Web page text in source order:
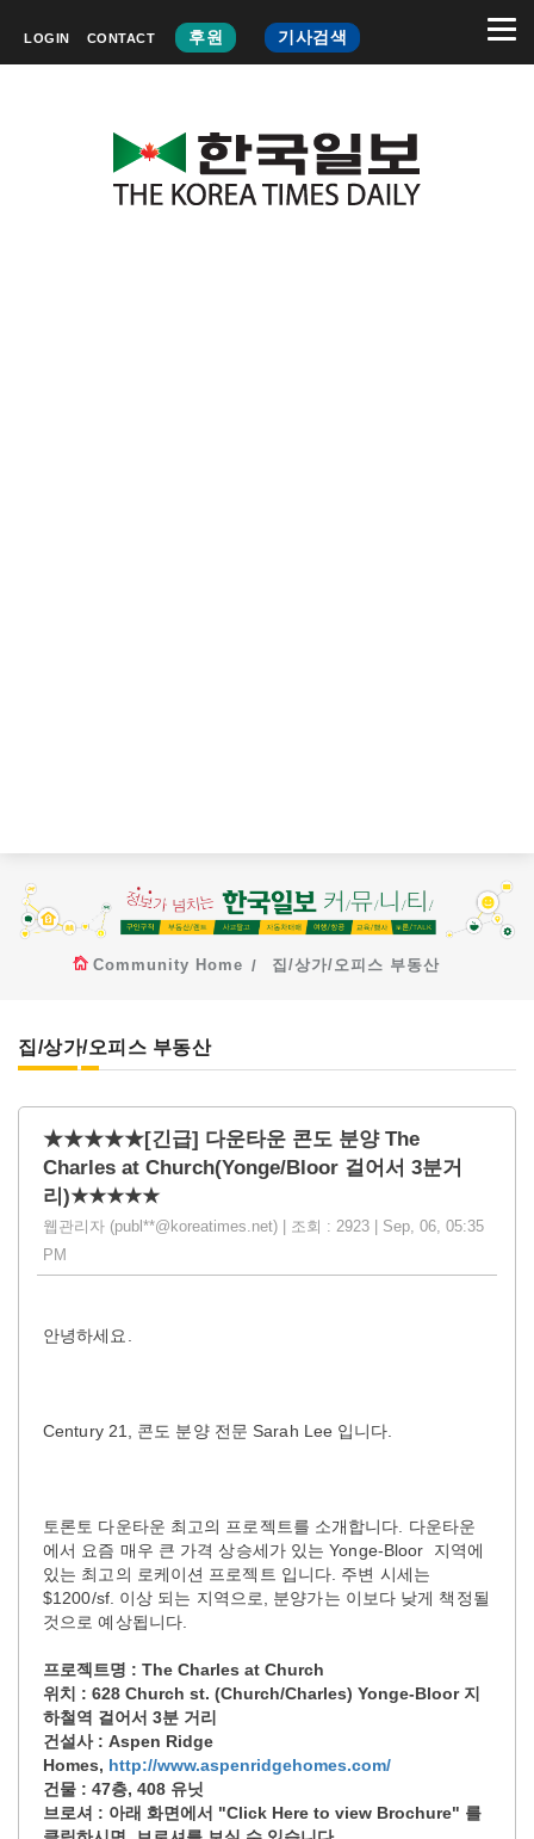
LOGIN CONTACT 후원 기사검색
Community Home 집/상가/오피스 부동산
집/상가/오피스 부동산
★★★★★[긴급] 다운타운 콘도 분양 The
Charles at Church(Yonge/Bloor 걸어서 3분거
리)★★★★★
웹관리자 (publ**@koreatimes.net) | 조회 : 2923 | Sep, 06, 05:35
PM
안녕하세요.
Century 21, 콘도 분양 전문 Sarah Lee 입니다.
토론토 다운타운 최고의 프로젝트를 소개합니다. 다운타운
에서 요즘 매우 큰 가격 상승세가 있는 Yonge-Bloor 지역에
있는 최고의 로케이션 프로젝트 입니다. 주변 시세는
$1200/sf. 이상 되는 지역으로, 분양가는 이보다 낮게 책정될
것으로 예상됩니다.
프로젝트명 : The Charles at Church
위치 : 628 Church st. (Church/Charles) Yonge-Bloor 지
하철역 걸어서 3분 거리
건설사 : Aspen Ridge
Homes, http://www.aspenridgehomes.com/
건물 : 47층, 408 유닛
브로셔 : 아래 화면에서 "Click Here to view Brochure" 를